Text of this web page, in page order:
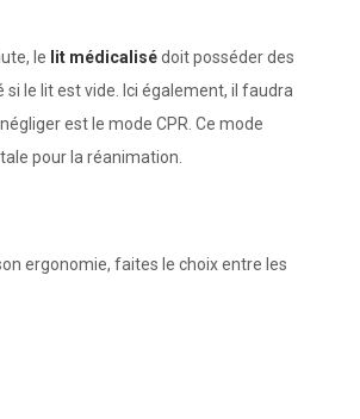
le lit médicalisédoit posséder des
le lit est vide. Ici également, il faudra
est le mode CPR. Ce mode
pour la réanimation.
ergonomie, faites le choix entre les